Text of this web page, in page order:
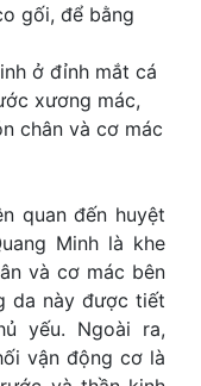
gối, để bằng
ở đỉnh mắt cá
xương mác,
chân và cơ mác
quan đến huyệt
Minh là khe
và cơ mác bên
da này được tiết
yếu. Ngoài ra,
vận động cơ là